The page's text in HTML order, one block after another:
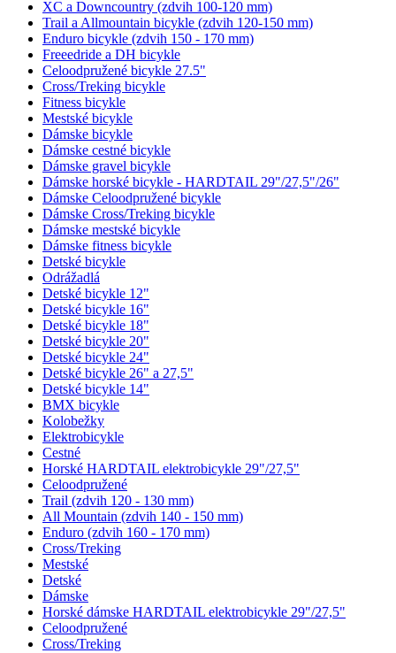
XC a Downcountry (zdvih 100-120 mm)
Trail a Allmountain bicykle (zdvih 120-150 mm)
Enduro bicykle (zdvih 150 - 170 mm)
Freeedride a DH bicykle
Celoodpružené bicykle 27.5"
Cross/Treking bicykle
Fitness bicykle
Mestské bicykle
Dámske bicykle
Dámske cestné bicykle
Dámske gravel bicykle
Dámske horské bicykle - HARDTAIL 29"/27,5"/26"
Dámske Celoodpružené bicykle
Dámske Cross/Treking bicykle
Dámske mestské bicykle
Dámske fitness bicykle
Detské bicykle
Odrážadlá
Detské bicykle 12"
Detské bicykle 16"
Detské bicykle 18"
Detské bicykle 20"
Detské bicykle 24"
Detské bicykle 26" a 27,5"
Detské bicykle 14"
BMX bicykle
Kolobežky
Elektrobicykle
Cestné
Horské HARDTAIL elektrobicykle 29"/27,5"
Celoodpružené
Trail (zdvih 120 - 130 mm)
All Mountain (zdvih 140 - 150 mm)
Enduro (zdvih 160 - 170 mm)
Cross/Treking
Mestské
Detské
Dámske
Horské dámske HARDTAIL elektrobicykle 29"/27,5"
Celoodpružené
Cross/Treking